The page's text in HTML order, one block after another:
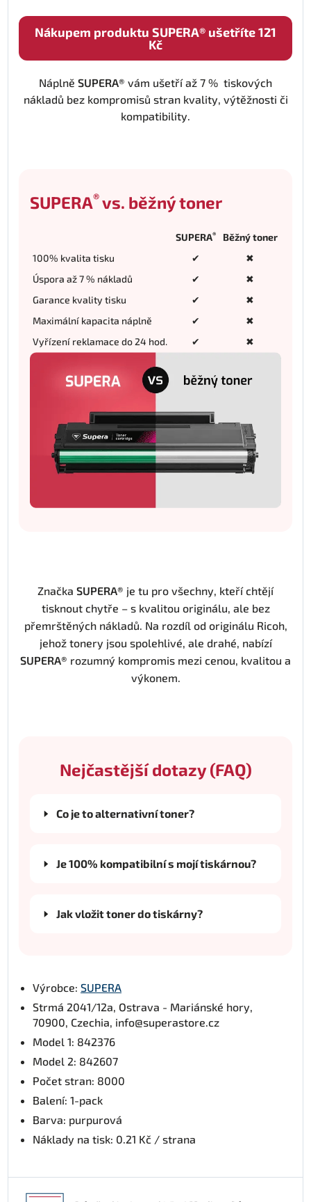
Nákupem produktu SUPERA® ušetříte 121
Kč
Náplně SUPERA® vám ušetří až 7 % tiskových
nákladů bez kompromisů stran kvality, výtěžnosti či
kompatibility.
SUPERA®vs. běžný toner
SUPERA®
Běžný toner
100% kvalita tisku
✔
✖
Úspora až 7 % nákladů
✔
✖
Garance kvality tisku
✔
✖
Maximální kapacita náplně
✔
✖
Vyřízení reklamace do 24 hod.
✔ ✖
Značka SUPERA® je tu pro všechny, kteří chtějí
tisknout chytře – s kvalitou originálu, ale bez
přemrštěných nákladů. Na rozdíl od originálu Ricoh,
jehož tonery jsou spolehlivé, ale drahé, nabízí
SUPERA® rozumný kompromis mezi cenou, kvalitou a
výkonem.
Nejčastější dotazy (FAQ)
Co je to alternativní toner?
Je 100% kompatibilní s mojí tiskárnou?
Jak vložit toner do tiskárny?
Výrobce: SUPERA
Strmá 2041/12a, Ostrava - Mariánské hory,
70900, Czechia, info@superastore.cz
Model 1: 842376
Model 2: 842607
Počet stran: 8000
Balení: 1-pack
Barva: purpurová
Náklady na tisk: 0.21 Kč / strana